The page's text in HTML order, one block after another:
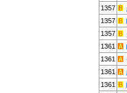
1357
1357
1357
1361
1361
1361
1361